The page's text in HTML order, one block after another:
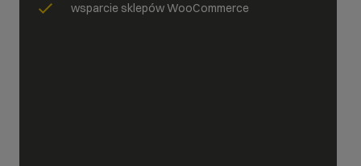
wsparcie sklepów WooCommerce